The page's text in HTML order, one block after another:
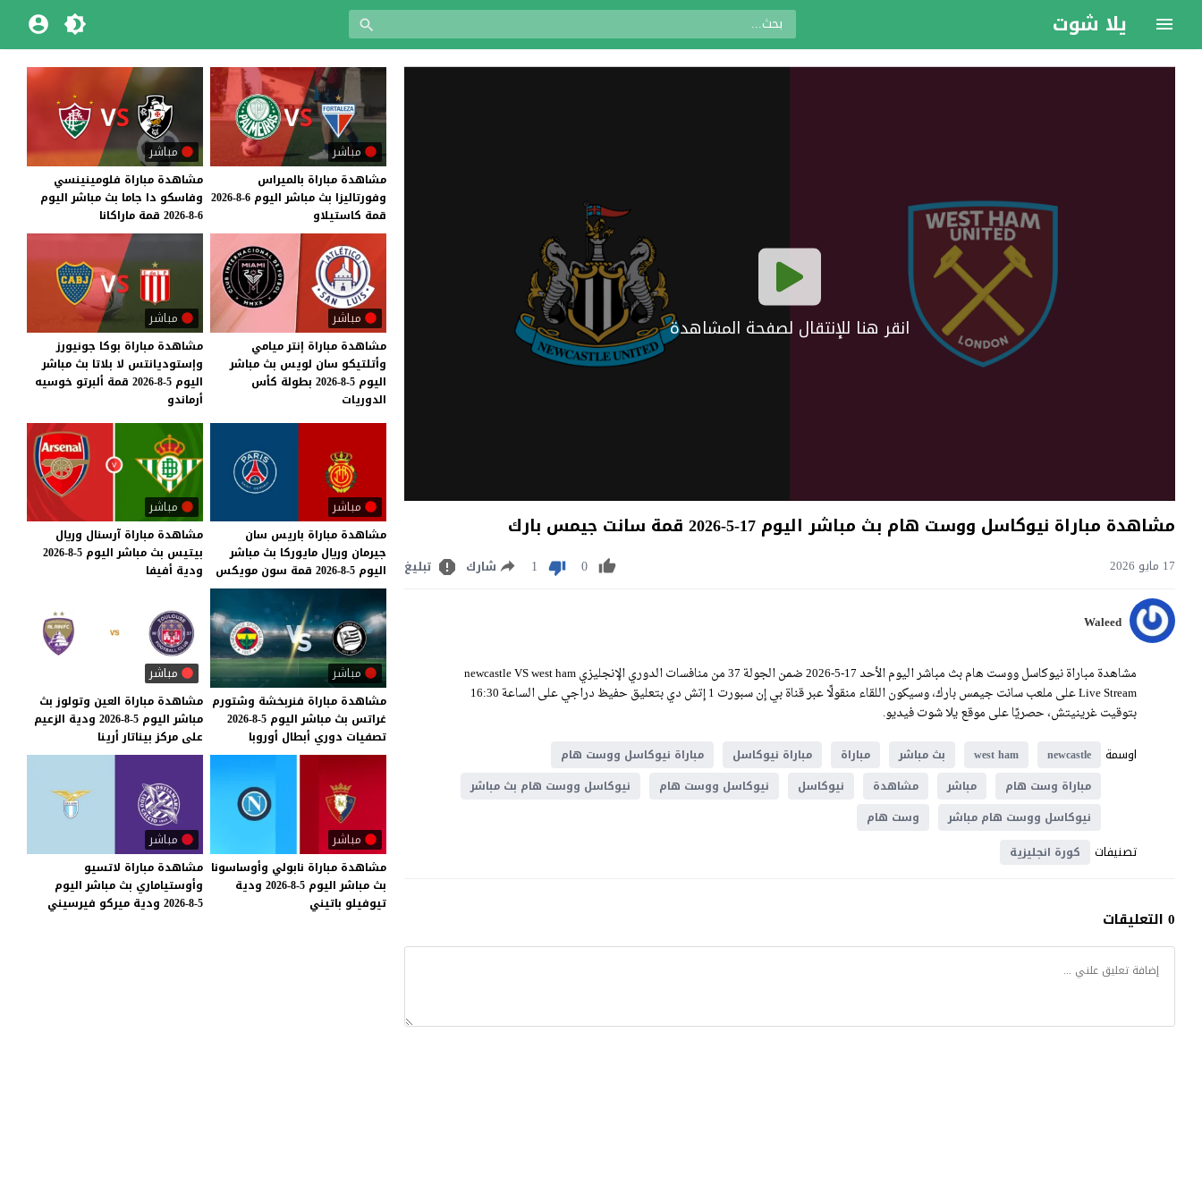
يلا شوت
انقر هنا للإنتقال لصفحة المشاهدة
مشاهدة مباراة نيوكاسل ووست هام بث مباشر اليوم 17-5-2026 قمة سانت جيمس بارك
17 مايو 2026 0
1 شارك تبليغ
Waleed
مشاهدة مباراة نيوكاسل ووست هام بث مباشر اليوم الأحد 17-5-2026 ضمن الجولة 37 من منافسات الدوري الإنجليزي newcastle VS west ham
Live Stream على ملعب سانت جيمس بارك، وسيكون اللقاء منقولًا عبر قناة بي إن سبورت 1 إتش دي بتعليق حفيظ دراجي على الساعة 16:30
بتوقيت غرينيتش، حصريًا على موقع يلا شوت فيديو.
اوسمة
newcastle
west ham بث مباشر مباراة مباراة نيوكاسل
مباراة نيوكاسل ووست هام
مباراة وست هام
مباشر مشاهدة نيوكاسل نيوكاسل ووست هام
نيوكاسل ووست هام بث مباشر
نيوكاسل ووست هام مباشر
وست هام
تصنيفات كورة انجليزية
0 التعليقات
مباشر
مشاهدة مباراة بالميراس
وفورتاليزا بث مباشر اليوم 6-8-2026
قمة كاستيلاو
مباشر
مشاهدة مباراة فلومينينسي
وفاسكو دا جاما بث مباشر اليوم
6-8-2026
قمة ماراكانا
مباشر
مشاهدة مباراة إنتر ميامي
وأتلتيكو سان لويس بث مباشر
اليوم 5-8-2026 بطولة كأس
الدوريات
مباشر
مشاهدة مباراة بوكا جونيورز
وإستوديانتس لا بلاتا بث مباشر
اليوم 5-8-2026 قمة ألبرتو خوسيه
أرماندو
مباشر
مشاهدة مباراة باريس سان
جيرمان وريال مايوركا بث مباشر
اليوم 5-8-2026 قمة سون مويكس
مباشر
مشاهدة مباراة آرسنال وريال
بيتيس بث مباشر اليوم 5-8-2026
ودية أفيفا
مباشر
مشاهدة مباراة فنربخشة وشتورم
غراتس بث مباشر اليوم 5-8-2026
تصفيات دوري أبطال أوروبا
مباشر
مشاهدة مباراة العين وتولوز بث
مباشر اليوم 5-8-2026 ودية الزعيم
على مركز بيناتار أرينا
مباشر
مشاهدة مباراة نابولي وأوساسونا
بث مباشر اليوم 5-8-2026
ودية
تيوفيلو باتيني
مباشر
مشاهدة مباراة لاتسيو
وأوستياماري بث مباشر اليوم
5-8-2026
ودية ميركو فيرسيني